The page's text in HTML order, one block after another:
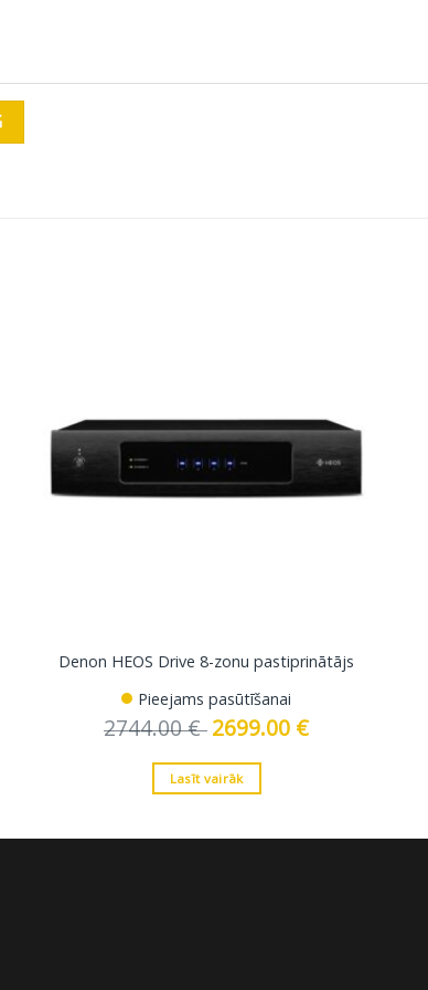
Denon HEOS Drive 8-zonu pastiprinātājs
Pieejams pasūtīšanai
2744.00€ Original
price
2744.00 €.
2699.00 €Current
price
Lasīt vairāk